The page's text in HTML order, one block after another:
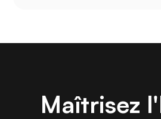
Maîtrisez